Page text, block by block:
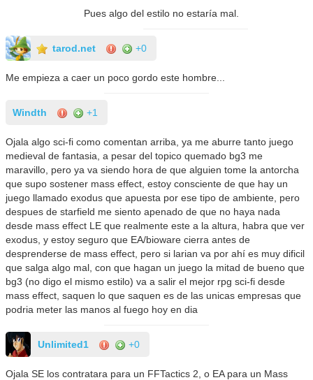
Pues algo del estilo no estaría mal.
tarod.net +0
Me empieza a caer un poco gordo este hombre...
Windth +1
Ojala algo sci-fi como comentan arriba, ya me aburre tanto juego
medieval de fantasia, a pesar del topico quemado bg3 me
maravillo, pero ya va siendo hora de que alguien tome la antorcha
que supo sostener mass effect, estoy consciente de que hay un
juego llamado exodus que apuesta por ese tipo de ambiente, pero
despues de starfield me siento apenado de que no haya nada
desde mass effect LE que realmente este a la altura, habra que ver
exodus, y estoy seguro que EA/bioware cierra antes de
desprenderse de mass effect, pero si larian va por ahí es muy dificil
que salga algo mal, con que hagan un juego la mitad de bueno que
bg3 (no digo el mismo estilo) va a salir el mejor rpg sci-fi desde
mass effect, saquen lo que saquen es de las unicas empresas que
podria meter las manos al fuego hoy en dia
Unlimited1 +0
Ojala SE los contratara para un FFTactics 2, o EA para un Mass